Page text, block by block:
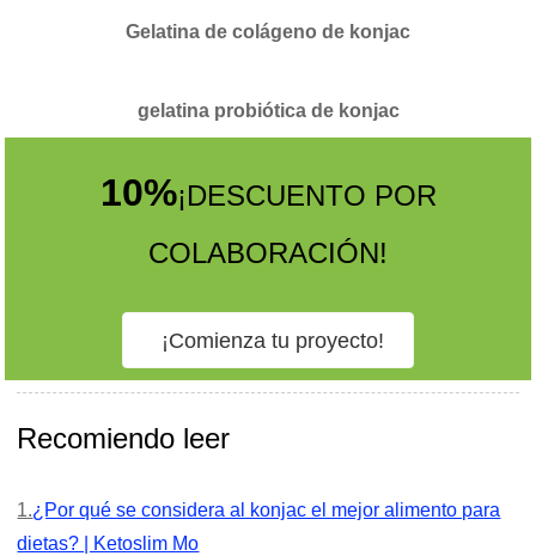
Gelatina de colágeno de konjac
gelatina probiótica de konjac
10%¡DESCUENTO POR
COLABORACIÓN!
¡Comienza tu proyecto!
Recomiendo leer
1.¿Por qué se considera al konjac el mejor alimento para
dietas? | Ketoslim Mo